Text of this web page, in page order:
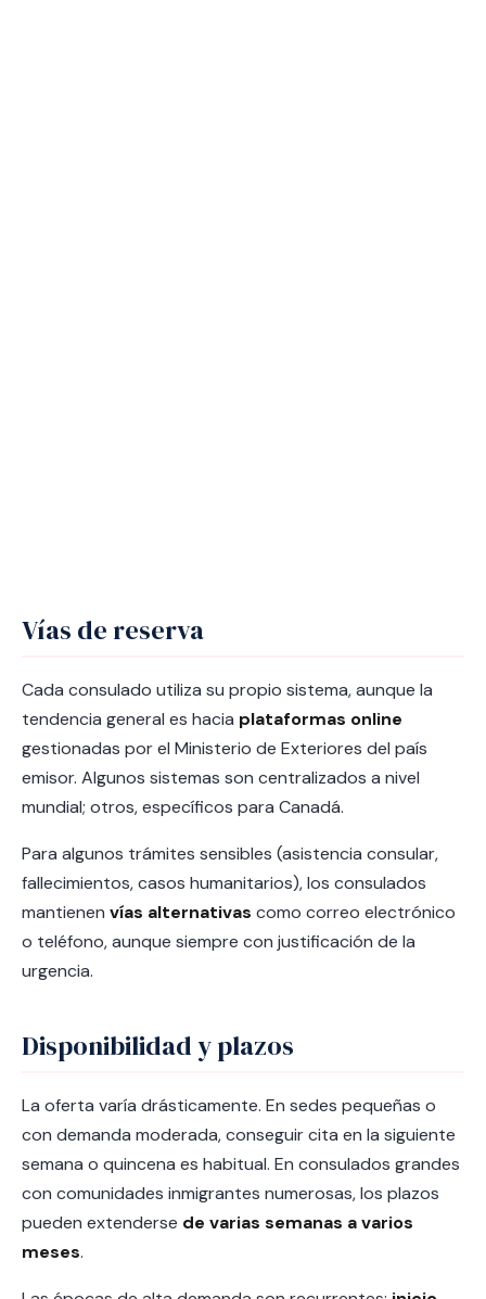
Vías de reserva
Cada consulado utiliza su propio sistema, aunque la
tendencia general es hacia plataformas online
gestionadas por el Ministerio de Exteriores del país
emisor. Algunos sistemas son centralizados a nivel
mundial; otros, específicos para Canadá.
Para algunos trámites sensibles (asistencia consular,
fallecimientos, casos humanitarios), los consulados
mantienen vías alternativas como correo electrónico
o teléfono, aunque siempre con justificación de la
urgencia.
Disponibilidad y plazos
La oferta varía drásticamente. En sedes pequeñas o
con demanda moderada, conseguir cita en la siguiente
semana o quincena es habitual. En consulados grandes
con comunidades inmigrantes numerosas, los plazos
pueden extenderse de varias semanas a varios
meses.